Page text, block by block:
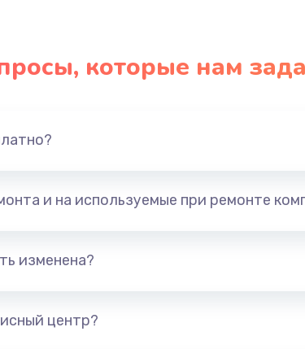
которые нам
и на используемые при ремонте
изменена?
центр?